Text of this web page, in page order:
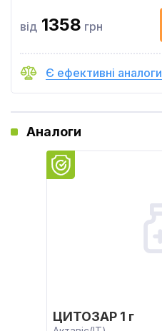
від 1358 грн
Є ефективні аналоги
Аналоги
ЦИТОЗАР 1 г